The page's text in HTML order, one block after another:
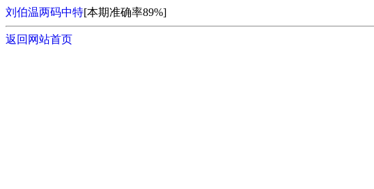
刘伯温两码中特[本期准确率89%]
返回网站首页